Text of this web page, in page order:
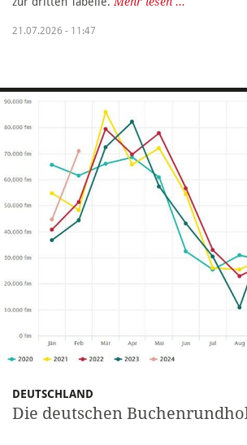
21.07.2026 - 11:47
DEUTSCHLAND
Die deutschen